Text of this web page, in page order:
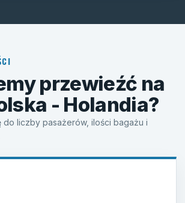
przewieźć na
- Holandia?
do liczby pasażerów, ilości bagażu i